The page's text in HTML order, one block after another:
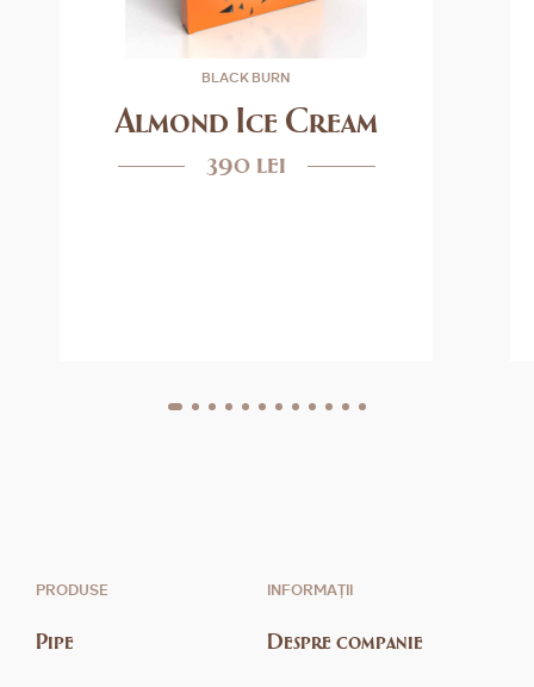
BLACK BURN
Almond Ice Cream
390 lei
PRODUSE
Pipe
INFORMAȚII
Despre companie